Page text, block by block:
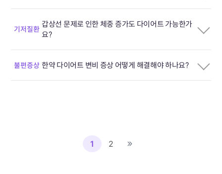
기저질환
갑상선 문제로 인한 체중 증가도 다이어트 가능한가
요?
불편증상 한약 다이어트 변비 증상 어떻게 해결해야 하나요?
1 2